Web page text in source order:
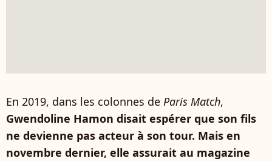
En 2019, dans les colonnes de Paris Match,
Gwendoline Hamon disait espérer que son fils
ne devienne pas acteur à son tour. Mais en
novembre dernier, elle assurait au magazine